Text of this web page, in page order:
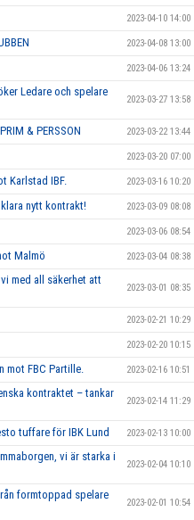
2023-04-10 14:00
2023-04-08 13:00
2023-04-06 13:24
Ledare och spelare
2023-03-27 13:58
& PERSSON 2023-03-22 13:44
2023-03-20 07:00
Karlstad IBF. 2023-03-16 10:20
nytt kontrakt! 2023-03-09 08:08
2023-03-06 08:54
Malmö 2023-03-04 08:38
med all säkerhet att
2023-03-01 08:35
2023-02-21 10:29
2023-02-20 10:15
mot FBC Partille. 2023-02-16 10:51
kontraktet – tankar
2023-02-14 11:29
tuffare för IBK Lund 2023-02-13 10:00
vi är starka i
2023-02-04 10:10
formtoppad spelare
2023-02-01 10:54